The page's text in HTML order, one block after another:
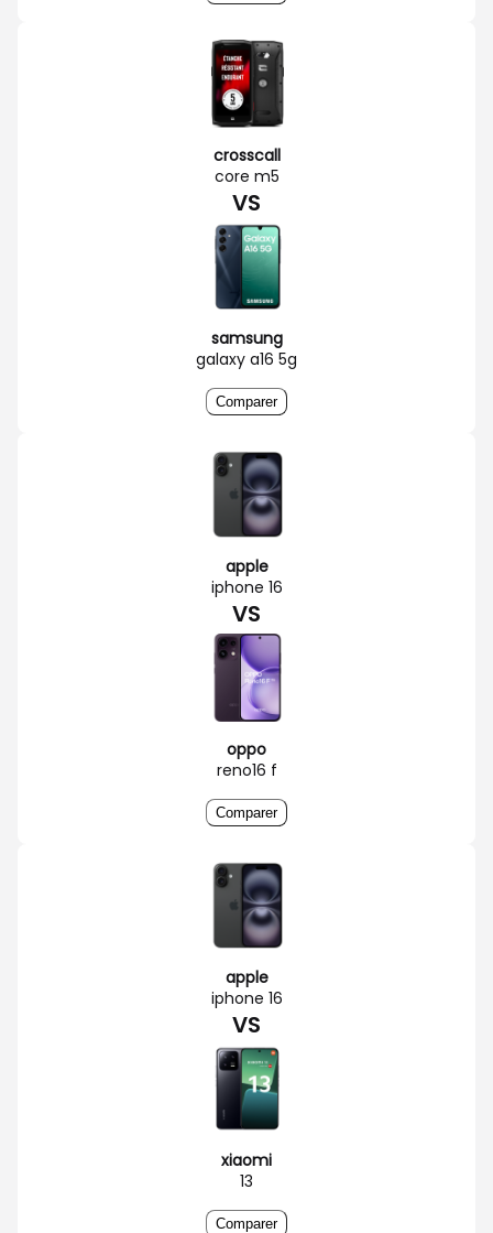
crosscall
core m5
VS
samsung
galaxy a16 5g
Comparer
apple
iphone 16
VS
oppo
reno16 f
Comparer
apple
iphone 16
VS
xiaomi
13
Comparer